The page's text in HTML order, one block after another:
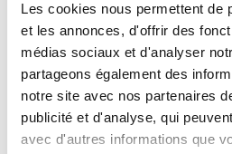
Les cookies nous permettent de
et les annonces, d'offrir des
médias sociaux et d'analyser
partageons également des
notre site avec nos partenaires
publicité et d'analyse, qui
avec d'autres informations que
Vous pouvez déposer
l'envoyer par courrier.
Où s’adresser ?
Tribunal judiciaire
À l'étranger